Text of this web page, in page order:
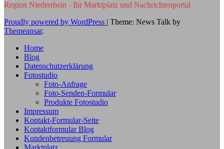
Region Niederrhein - Ihr Marktplatz und Nachrichtenportal
Proudly powered by WordPress | Theme: News Talk by
Themeansar.
Home
Blog
Datenschutzerklärung
Fotostudio
Foto-Anfrage
Foto-Senden-Formular
Produkte Fotostudio
Impressum
Kontakt-Formular-Seite
Kontaktformular Blog
Kundenbetreuung Formular